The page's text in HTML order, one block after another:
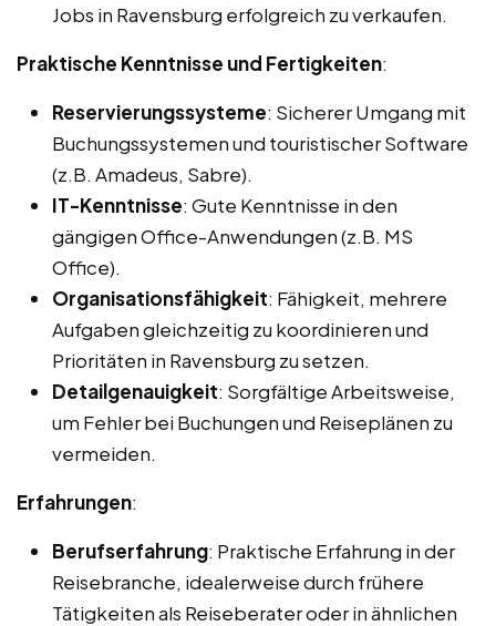
Jobs in Ravensburg erfolgreich zu verkaufen.
Praktische Kenntnisse und Fertigkeiten:
Reservierungssysteme: Sicherer Umgang mit
Buchungssystemen und touristischer Software
(z.B. Amadeus, Sabre).
IT-Kenntnisse: Gute Kenntnisse in den
gängigen Office-Anwendungen (z.B. MS
Office).
Organisationsfähigkeit: Fähigkeit, mehrere
Aufgaben gleichzeitig zu koordinieren und
Prioritäten in Ravensburg zu setzen.
Detailgenauigkeit: Sorgfältige Arbeitsweise,
um Fehler bei Buchungen und Reiseplänen zu
vermeiden.
Erfahrungen:
Berufserfahrung: Praktische Erfahrung in der
Reisebranche, idealerweise durch frühere
Tätigkeiten als Reiseberater oder in ähnlichen